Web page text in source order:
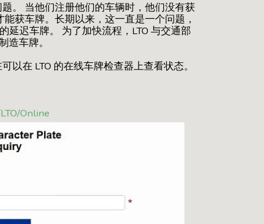
。 当他们注册他们的车辆时，他们没有获
获车牌。长期以来，这一直是一个问题，
延迟车牌。 为了加快流程，LTO 与交通部
造车牌。
在 LTO 的在线车牌检查器上查看状态。
Online